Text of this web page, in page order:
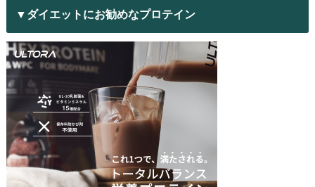
▼ダイエットにお勧めなプロテイン